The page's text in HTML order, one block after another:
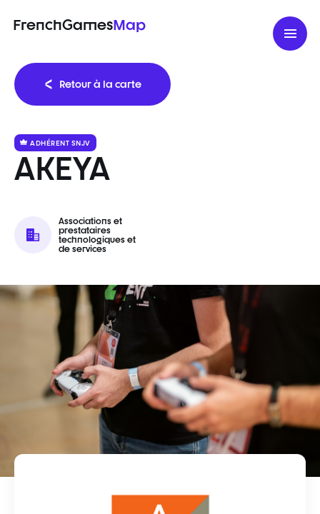
FrenchGamesMap
Retour à la carte
AKEYA
ADHÉRENT SNJV
Associations et
prestataires
technologiques et
de services